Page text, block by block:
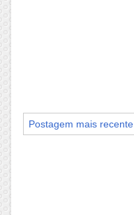
Postagem mais recente